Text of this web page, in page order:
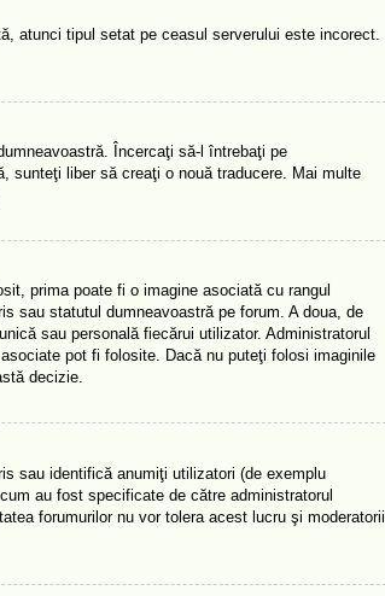
atunci tipul setat pe ceasul serverului este incorect.
Încercaţi să-l întrebaţi pe
sunteţi liber să creaţi o nouă traducere. Mai multe
prima poate fi o imagine asociată cu rangul
sau statutul dumneavoastră pe forum. A doua, de
sau personală fiecărui utilizator. Administratorul
pot fi folosite. Dacă nu puteţi folosi imaginile
decizie.
sau identifică anumiţi utilizatori (de exemplu
au fost specificate de către administratorul
forumurilor nu vor tolera acest lucru şi moderatorii